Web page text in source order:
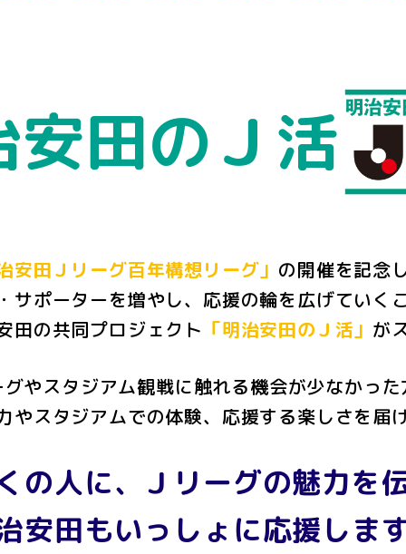
安田のＪ活
安田Ｊリーグ百年構想リーグ」 の開催を記念
サポーターを増やし、応援の輪を広げていく
田の共同プロジェクト 「明治安田のＪ活」 が
やスタジアム観戦に触れる機会が少なかっ
やスタジアムでの体験、応援する楽しさを届
の人に、Ｊリーグの魅力を
安田もいっしょに応援しま